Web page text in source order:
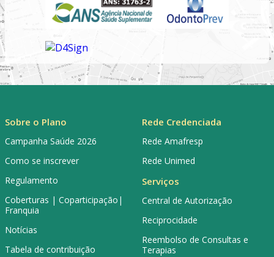
Sobre o Plano
Campanha Saúde 2026
Como se inscrever
Regulamento
Coberturas | Coparticipação|
Franquia
Notícias
Tabela de contribuição
Rede Credenciada
Rede Amafresp
Rede Unimed
Serviços
Central de Autorização
Reciprocidade
Reembolso de Consultas e
Terapias